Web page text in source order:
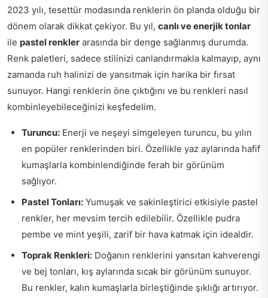
2023 yılı, tesettür modasında renklerin ön planda olduğu bir
dönem olarak dikkat çekiyor. Bu yıl, canlı ve enerjik tonlar
ile pastel renkler arasında bir denge sağlanmış durumda.
Renk paletleri, sadece stilinizi canlandırmakla kalmayıp, aynı
zamanda ruh halinizi de yansıtmak için harika bir fırsat
sunuyor. Hangi renklerin öne çıktığını ve bu renkleri nasıl
kombinleyebileceğinizi keşfedelim.
Turuncu: Enerji ve neşeyi simgeleyen turuncu, bu yılın
en popüler renklerinden biri. Özellikle yaz aylarında hafif
kumaşlarla kombinlendiğinde ferah bir görünüm
sağlıyor.
Pastel Tonları: Yumuşak ve sakinleştirici etkisiyle pastel
renkler, her mevsim tercih edilebilir. Özellikle pudra
pembe ve mint yeşili, zarif bir hava katmak için idealdir.
Toprak Renkleri: Doğanın renklerini yansıtan kahverengi
ve bej tonları, kış aylarında sıcak bir görünüm sunuyor.
Bu renkler, kalın kumaşlarla birleştiğinde şıklığı artırıyor.